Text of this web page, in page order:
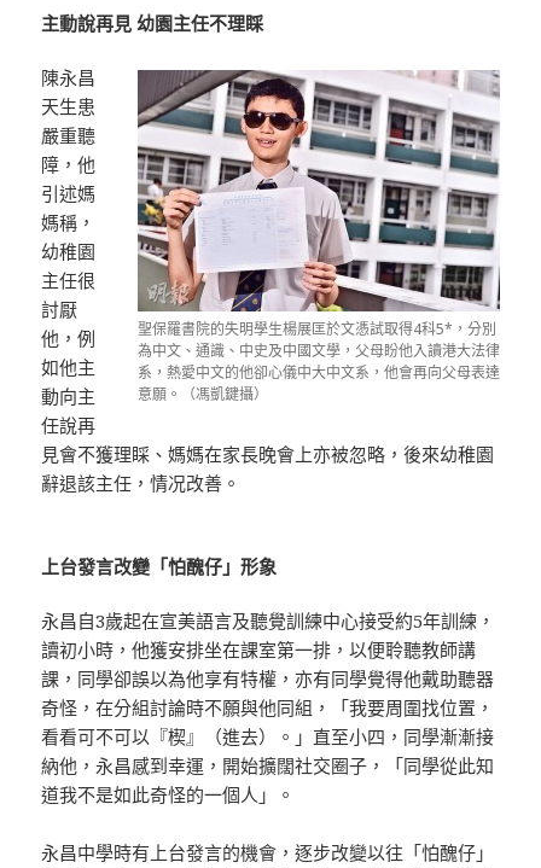
主動說再見 幼園主任不理睬
聖保羅書院的失明學生楊展匡於文憑試取得4科5*，分別
為中文、通識、中史及中國文學，父母盼他入讀港大法律
系，熱愛中文的他卻心儀中大中文系，他會再向父母表達
意願。（馮凱鍵攝）
陳永昌
天生患
嚴重聽
障，他
引述媽
媽稱，
幼稚園
主任很
討厭
他，例
如他主
動向主
任說再
見會不獲理睬、媽媽在家長晚會上亦被忽略，後來幼稚園
辭退該主任，情况改善。
上台發言改變「怕醜仔」形象
永昌自3歲起在宣美語言及聽覺訓練中心接受約5年訓練，
讀初小時，他獲安排坐在課室第一排，以便聆聽教師講
課，同學卻誤以為他享有特權，亦有同學覺得他戴助聽器
奇怪，在分組討論時不願與他同組，「我要周圍找位置，
看看可不可以『楔』（進去）。」直至小四，同學漸漸接
納他，永昌感到幸運，開始擴闊社交圈子，「同學從此知
道我不是如此奇怪的一個人」。
永昌中學時有上台發言的機會，逐步改變以往「怕醜仔」